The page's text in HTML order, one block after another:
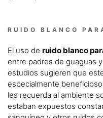
RUIDO BLANCO
El uso de ruido blanco
entre padres de guaguas
estudios sugieren que
especialmente
les recuerda al ambiente
estaban expuestos